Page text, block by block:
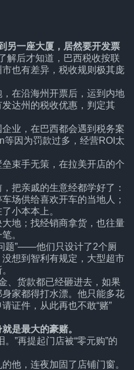
另一座大厦，居然要开发票
解后才知道，巴西税收按联
也有差异，税收规则极其庞
在沿海州开票后，运到内地
达州的税收优惠，判定其
业，在巴西都会遇到税务案
因为罚款过多，经营ROI太
束手无策，在拉美开店的个
把亲戚的生意经都学好了：
场供给喜欢开车的当地人；
小本本上。
地；找经销商拿货，也往量
。
题”——他们只设计了2个厕
想到智利有规定，大型超市
、货款都已经砸进去，如果
家都得打水漂。他只能多花
证件，从此再也不敢“赌”
是最大的豪赌。
”再提起门店被“零元购”的
他，连夜加固了店铺门窗。